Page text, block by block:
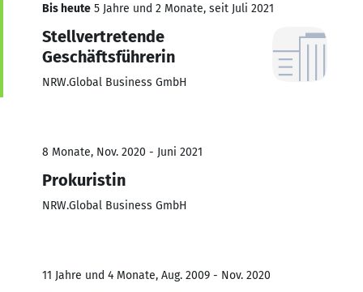
Bis heute 5 Jahre und 2 Monate, seit Juli 2021
Stellvertretende
Geschäftsführerin
NRW.Global Business GmbH
8 Monate, Nov. 2020 - Juni 2021
Prokuristin
NRW.Global Business GmbH
11 Jahre und 4 Monate, Aug. 2009 - Nov. 2020